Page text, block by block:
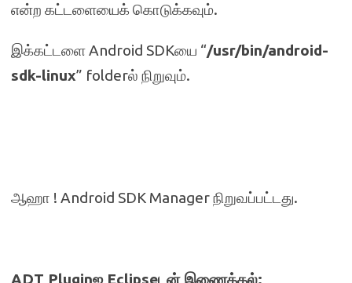
என்ற கட்டளையைக் கொடுக்கவும்.
இக்கட்டளை Android SDKயை “/usr/bin/android-
sdk-linux” folderல் நிறுவும்.
ஆஹா ! Android SDK Manager நிறுவப்பட்டது.
ADT Pluginஐ Eclipseடன் இணைத்தல்: